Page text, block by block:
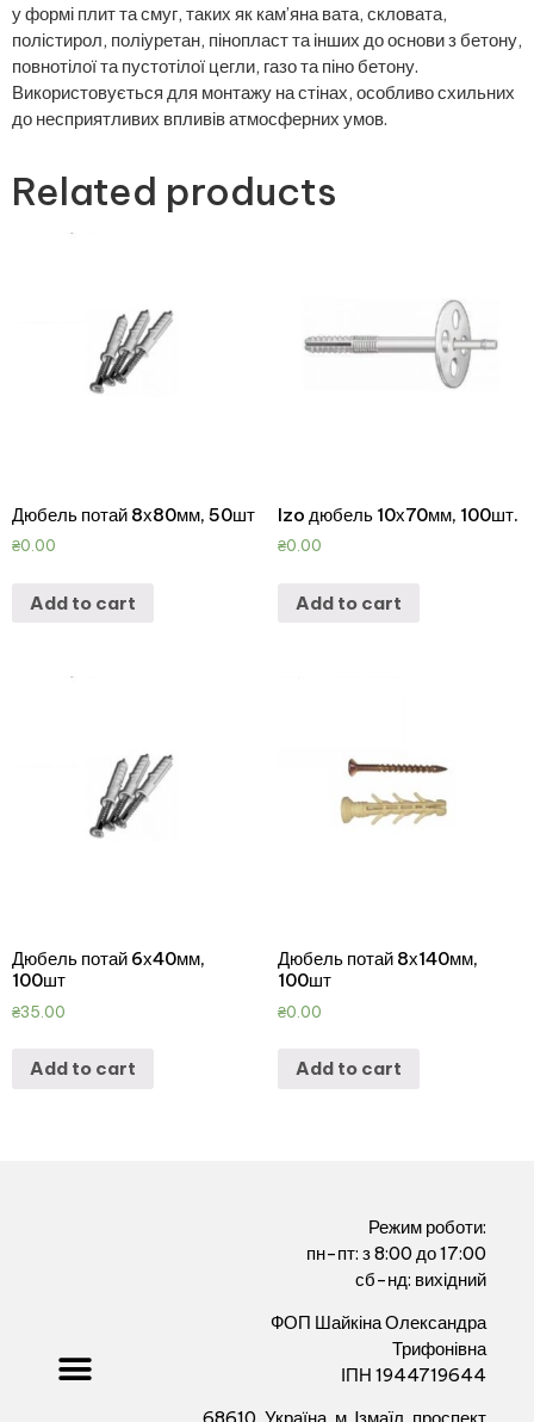
у формі плит та смуг, таких як кам’яна вата, скловата,
полістирол, поліуретан, пінопласт та інших до основи з бетону,
повнотілої та пустотілої цегли, газо та піно бетону.
Використовується для монтажу на стінах, особливо схильних
до несприятливих впливів атмосферних умов.
Related products
Дюбель потай 8х80мм, 50шт
₴0.00
Add to cart
Izo дюбель 10х70мм, 100шт.
₴0.00
Add to cart
Дюбель потай 6х40мм,
100шт
₴35.00
Add to cart
Дюбель потай 8х140мм,
100шт
₴0.00
Add to cart
Режим роботи:
пн-пт: з 8:00 до 17:00
сб-нд: вихідний
ФОП Шайкіна Олександра
Трифонівна
ІПН 1944719644